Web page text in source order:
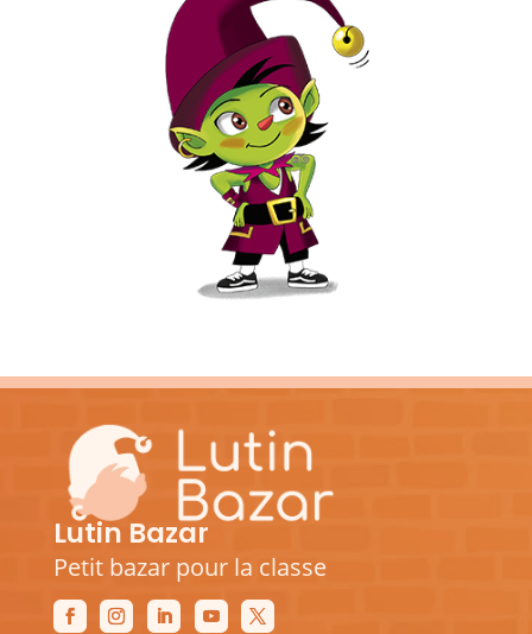
Lutin Bazar
Petit bazar pour la classe